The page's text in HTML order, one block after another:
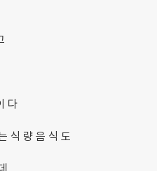
다
식 량 음 식 도